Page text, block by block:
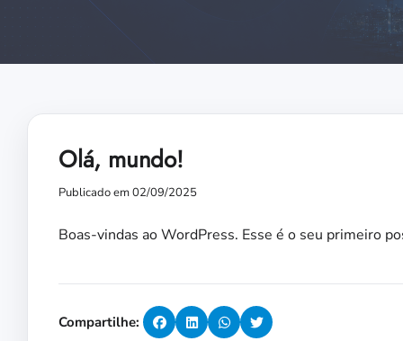
Olá, mundo!
Publicado em 02/09/2025
Boas-vindas ao WordPress. Esse é o seu primeiro
Compartilhe: